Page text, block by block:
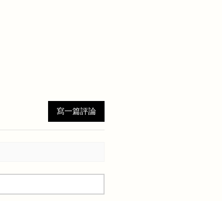
寫一篇評論